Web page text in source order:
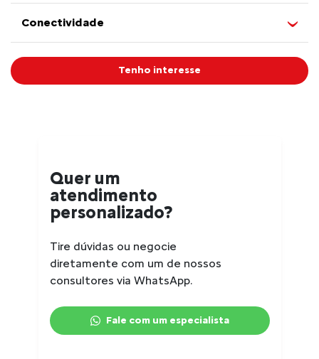
Conectividade
Tenho interesse
Quer um
atendimento
personalizado?
Tire dúvidas ou negocie
diretamente com um de nossos
consultores via WhatsApp.
Fale com um especialista